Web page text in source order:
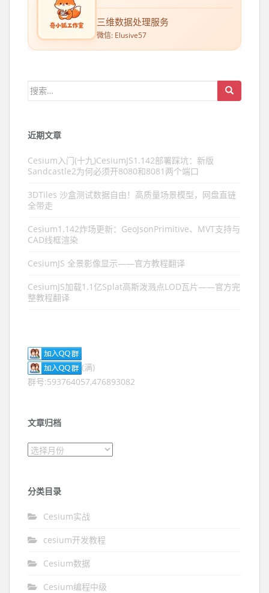
三维数据处理服务
微信: Elusive57
搜索：
近期文章
Cesium入门(十九)CesiumJS1.142部署踩坑：新版
Sandcastle2为何必须开8080和8081两个端口
3DTiles 沙盒测试数据自由！高质量场景模型，网盘直链
全带走
Cesium1.142炸场更新：GeoJsonPrimitive、MVT支持与
CAD线框渲染
CesiumJS 全景影像显示——官方教程翻译
CesiumJS加载1.1亿Splat高斯泼溅点LOD瓦片——官方完
整教程翻译
(满)
群号:593764057,476893082
文章归档
文章归档
分类目录
Cesium实战
cesium开发教程
Cesium数据
Cesium编程中级